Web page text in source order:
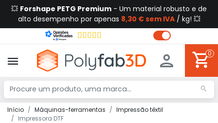
💥 Forshape PETG Premium - Um material robusto e de
alto desempenho por apenas 8,30 € sem IVA/ kg! 💥
0
Início Máquinas-ferramentas
Impressão têxtil
Impressora DTF